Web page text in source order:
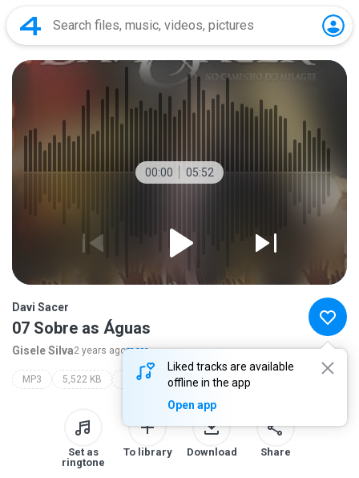
00:00 05:52
Liked tracks are available
offline in the app
Open app
Davi Sacer
07 Sobre as Águas
Gisele Silva2 years agomore...
MP3 5,522 KB Gospel no caminho do milagre - ao vivo
Set as
ringtone
To library Download Share